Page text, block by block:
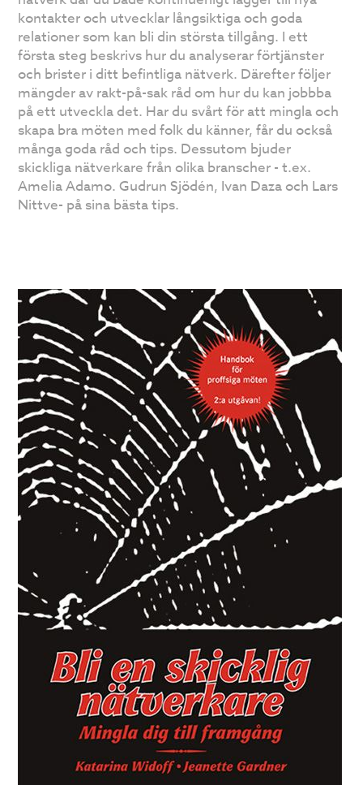
kontakter och utvecklar långsiktiga och goda
relationer som kan bli din största tillgång. I ett
första steg beskrivs hur du analyserar förtjänster
och brister i ditt befintliga nätverk. Därefter följer
mängder av rakt-på-sak råd om hur du kan jobbba
på ett utveckla det. Har du svårt för att mingla och
skapa bra möten med folk du känner, får du också
många goda råd och tips. Dessutom bjuder
skickliga nätverkare från olika branscher - t.ex.
Amelia Adamo. Gudrun Sjödén, Ivan Daza och Lars
Nittve- på sina bästa tips.